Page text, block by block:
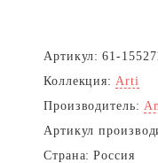
Артикул: 61-
Коллекция: Arti
Производитель:
Артикул
Страна: Россия